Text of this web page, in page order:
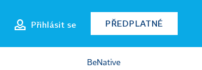
Přihlásit se PŘEDPLATNÉ
BeNative